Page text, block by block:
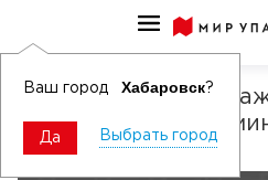
Ваш город Хабаровск?
Да Выбрать город
Диспенсер для
сложение черный